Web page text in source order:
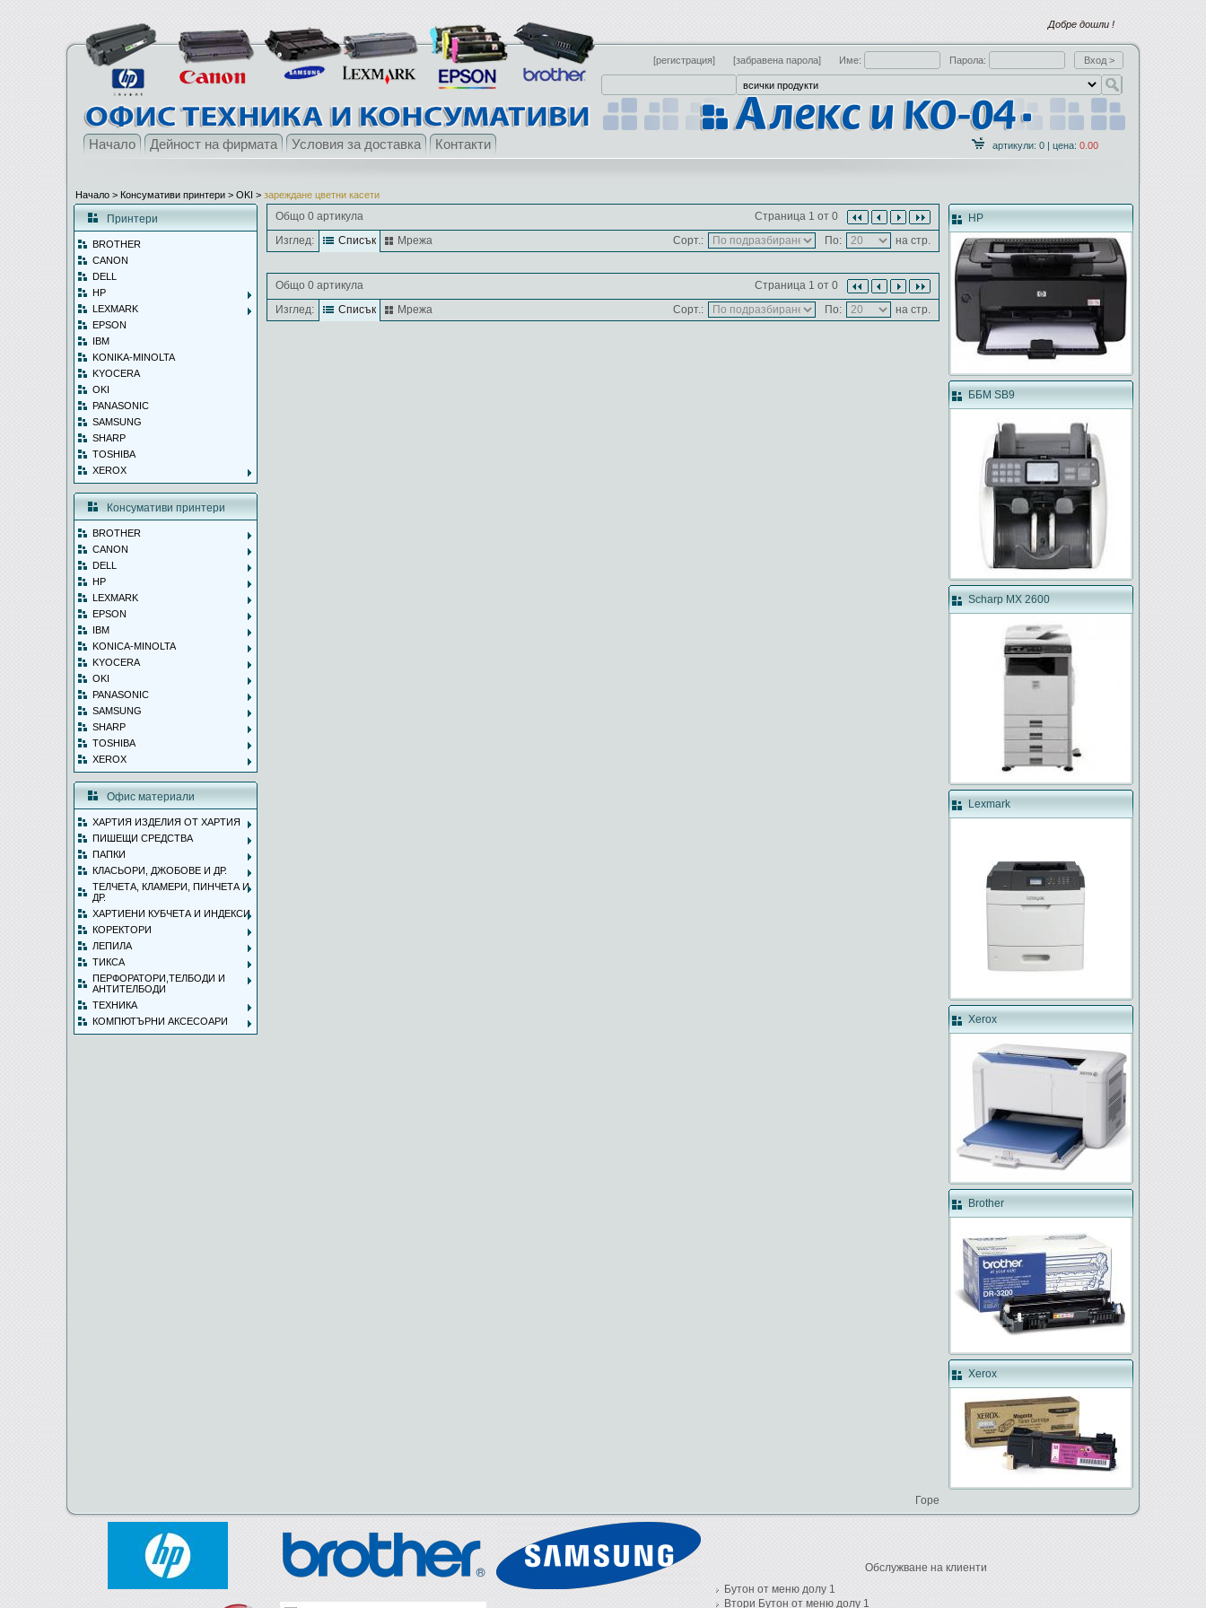
Добре дошли !
[регистрация] [забравена парола] Име: Парола:
Начало Дейност на фирмата Условия за доставка Контакти артикули: 0 | цена: 0.00
Начало > Консумативи принтери > OKI > зареждане цветни касети
Принтери
BROTHER
CANON
DELL
HP
LEXMARK
EPSON
IBM
KONIKA-MINOLTA
KYOCERA
OKI
PANASONIC
SAMSUNG
SHARP
TOSHIBA
XEROX
Консумативи принтери
BROTHER
CANON
DELL
HP
LEXMARK
EPSON
IBM
KONICA-MINOLTA
KYOCERA
OKI
PANASONIC
SAMSUNG
SHARP
TOSHIBA
XEROX
Офис материали
ХАРТИЯ ИЗДЕЛИЯ ОТ ХАРТИЯ
ПИШЕЩИ СРЕДСТВА
ПАПКИ
КЛАСЬОРИ, ДЖОБОВЕ И ДР.
ТЕЛЧЕТА, КЛАМЕРИ, ПИНЧЕТА И
ДР.
ХАРТИЕНИ КУБЧЕТА И ИНДЕКСИ
КОРЕКТОРИ
ЛЕПИЛА
ТИКСА
ПЕРФОРАТОРИ,ТЕЛБОДИ И
АНТИТЕЛБОДИ
ТЕХНИКА
КОМПЮТЪРНИ АКСЕСОАРИ
Общо 0 артикула
Страница 1 от 0
Изглед:
Списък Мрежа Сорт.: По: на стр.
Общо 0 артикула
Страница 1 от 0
Изглед:
Списък Мрежа Сорт.: По: на стр.
HP
ББМ SB9
Scharp MX 2600
Lexmark
Xerox
Brother
Xerox
Горе
Обслужване на клиенти
Бутон от меню долу 1
Втори Бутон от меню долу 1